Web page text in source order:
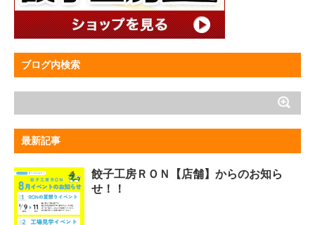
ブログ内検索
最新記事
餃子工房ＲＯＮ【店舗】からのお知ら
せ！！